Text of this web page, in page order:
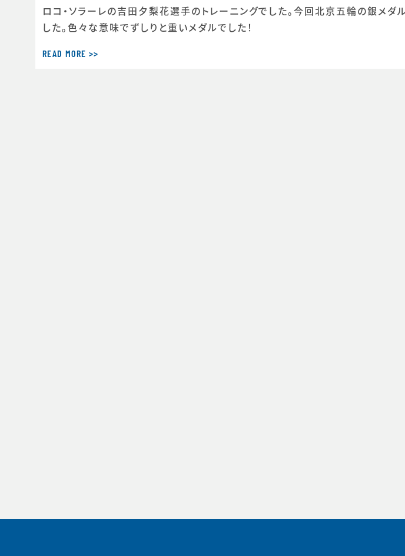
ロコ・ソラーレの吉田夕梨花選手のトレーニングでした。今回北京五輪の銀メダ
した。色々な意味でずしりと重いメダルでした！
READ MORE >>